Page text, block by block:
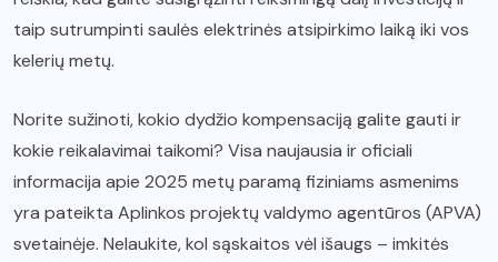
taip sutrumpinti saulės elektrinės atsipirkimo laiką iki vos
kelerių metų.
Norite sužinoti, kokio dydžio kompensaciją galite gauti ir
kokie reikalavimai taikomi? Visa naujausia ir oficiali
informacija apie 2025 metų paramą fiziniams asmenims
yra pateikta Aplinkos projektų valdymo agentūros (APVA)
svetainėje. Nelaukite, kol sąskaitos vėl išaugs – imkitės